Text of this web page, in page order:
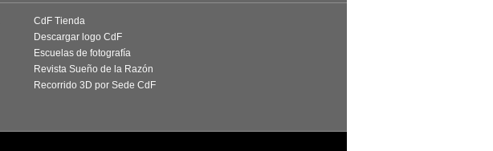
CdF Tienda
Descargar logo CdF
Escuelas de fotografía
Revista Sueño de la Razón
Recorrido 3D por Sede CdF